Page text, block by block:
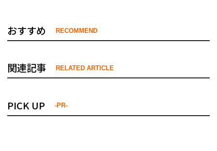
おすすめ RECOMMEND
関連記事 RELATED ARTICLE
PICK UP -PR-